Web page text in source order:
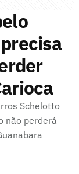
Schelotto
não perderá